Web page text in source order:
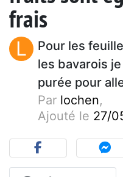
frais
L
Pour les
les bavarois
purée pour
Par lochen,
Ajouté le 27/